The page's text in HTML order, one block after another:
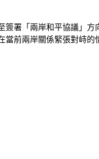
署「兩岸和平協議」
前兩岸關係緊張對峙的